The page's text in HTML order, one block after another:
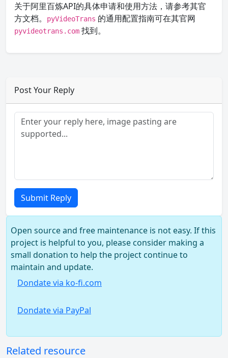
关于阿里百炼API的具体申请和使用方法，请参考其官
方文档。
pyVideoTrans 的通用配置指南可在其官网
pyvideotrans.com 找到。
Post Your Reply
Submit Reply
Open source and free maintenance is not easy. If this
project is helpful to you, please consider making a
small donation to help the project continue to
maintain and update.
Dondate via ko-fi.com
Dondate via PayPal
Related resource